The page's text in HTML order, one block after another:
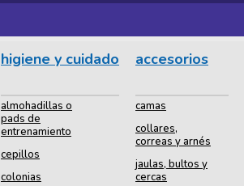
higiene y cuidado
almohadillas o
pads de
entrenamiento
cepillos
colonias
accesorios
camas
collares,
correas y arnés
jaulas, bultos y
cercas